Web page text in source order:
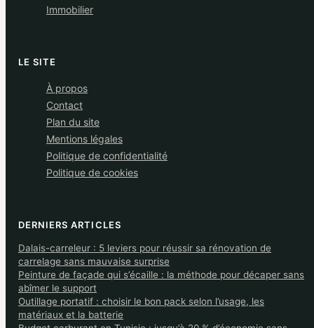
Immobilier
LE SITE
À propos
Contact
Plan du site
Mentions légales
Politique de confidentialité
Politique de cookies
DERNIERS ARTICLES
Dalais-carreleur : 5 leviers pour réussir sa rénovation de
carrelage sans mauvaise surprise
Peinture de façade qui s’écaille : la méthode pour décaper sans
abîmer le support
Outillage portatif : choisir le bon pack selon l’usage, les
matériaux et la batterie